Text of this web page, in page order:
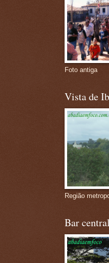
Foto antiga
Vista de
Região
Bar central